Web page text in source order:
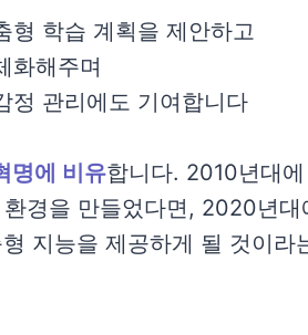
형 학습 계획을 제안하고
화해주며
정 관리에도 기여합니다
명에 비유합니다. 2010년대
경을 만들었다면, 2020년대
지능을 제공하게 될 것이라